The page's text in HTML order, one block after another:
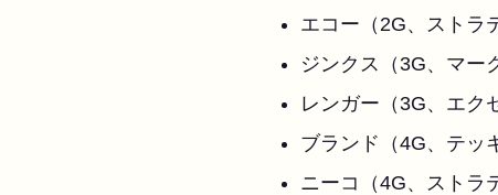
エコー（2G、ストラ
ジンクス（3G、マー
レンガー（3G、エク
ブランド（4G、テッ
ニーコ（4G、ストラ